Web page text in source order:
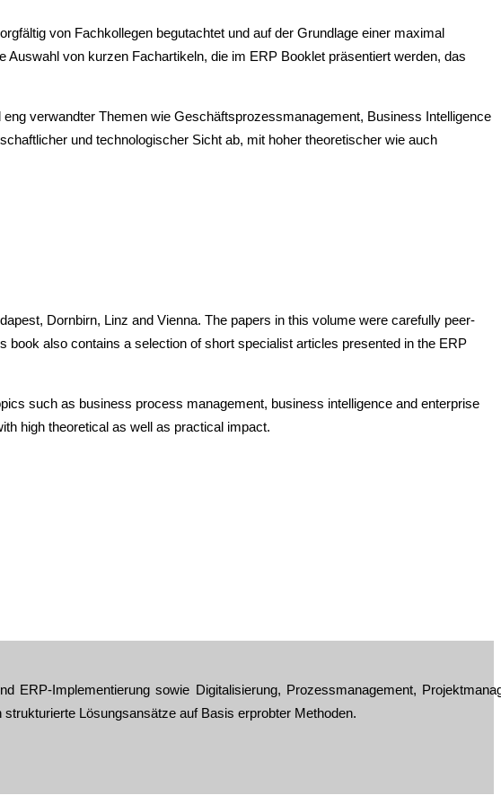
von Fachkollegen begutachtet und auf der Grundlage einer maximal
von kurzen Fachartikeln, die im ERP Booklet präsentiert werden, das
verwandter Themen wie Geschäftsprozessmanagement, Business Intelligence
und technologischer Sicht ab, mit hoher theoretischer wie auch
Dornbirn, Linz and Vienna. The papers in this volume were carefully peer-
also contains a selection of short specialist articles presented in the ERP
such as business process management, business intelligence and enterprise
high theoretical as well as practical impact.
Implementierung sowie Digitalisierung, Prozessmanagement,
Lösungsansätze auf Basis erprobter Methoden.